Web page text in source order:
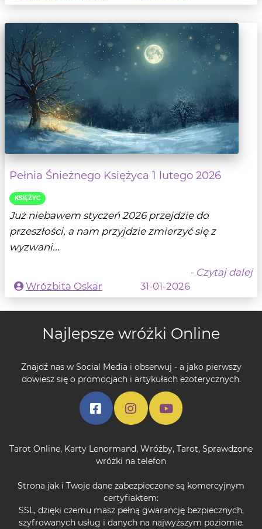
Pełnia Śnieżnego Księżyca 1 lutego 2026
KSIĘŻYC
Już niebawem styczeń 2026 przejdzie do
przeszłości, a nam przyjdzie zmierzyć się z
wyzwani...
- Czytaj dalej
Wróżbita Oskar
31-01-2026
Najlepsze wróżki Online
Znajdź nas w Social Media i obserwuj - a jako pierwszy
dowiesz się o promocjach i artykułach ezoterycznych.
Tarot Online, Karty Lenormand, Wróżby, Tarot, Sprawdzone
wróżki na telefon
Strona jak i Twoje dane zabezpieczone są komercyjnym
certyfiaktem:
SSL, dzięki czemu masz pełną gwarancję bezpiecznych,
szyfrowanych usług i danych na najwyższym poziomie.